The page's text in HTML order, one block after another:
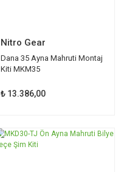
Nitro Gear
Dana 35 Ayna Mahruti Montaj
Kiti MKM35
₺ 13.386,00